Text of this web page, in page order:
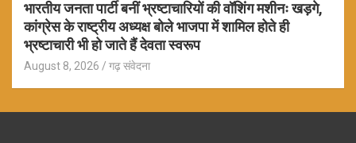
भारतीय जनता पार्टी बनीं भ्रष्टाचारियों की वॉशिंग मशीनः खड़गे,
कांग्रेस के राष्ट्रीय अध्यक्ष बोले भाजपा में शामिल होते ही
भ्रष्टाचारी भी हो जाते हैं देवता स्वरूप
August 8, 2026 गढ़ संवेदना